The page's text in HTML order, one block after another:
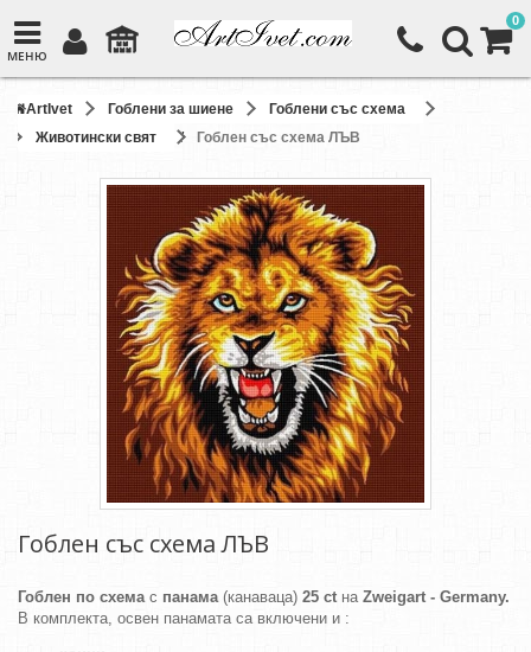
МЕНЮ
0
ArtIvet Гоблени за шиене
Гоблени със схема
Животински свят
Гоблен със схема ЛЪВ
Гоблен със схема ЛЪВ
Гоблен по схемас панама(канаваца) 25 ctна Zweigart - Germany.
В комплекта, освен панамата са включени и :